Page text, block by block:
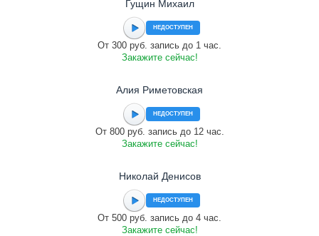
Гущин Михаил
НЕДОСТУПЕН
От 300 руб. запись до 1 час.
Закажите сейчас!
Алия Риметовская
НЕДОСТУПЕН
От 800 руб. запись до 12 час.
Закажите сейчас!
Николай Денисов
НЕДОСТУПЕН
От 500 руб. запись до 4 час.
Закажите сейчас!